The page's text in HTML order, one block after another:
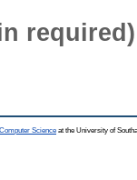
required)
Science at the University of